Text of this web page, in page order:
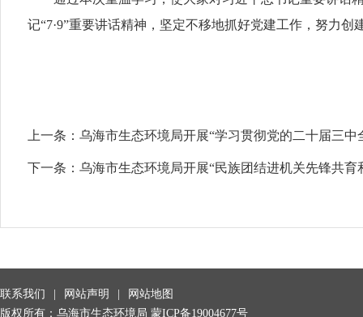
记“7·9”重要讲话精神，坚定不移地抓好党建工作，努力
上一条： 乌海市生态环境局开展“学习贯彻党的二十届三
下一条： 乌海市生态环境局开展“民族团结进机关先锋共育
联系我们 网站声明
网站地图
版权所有：乌海市生态环境局 蒙ICP备19004677号